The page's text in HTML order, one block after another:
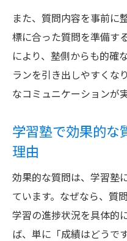
学習塾の指導
と注意点
説明会参加時の質
学習塾の説明
ト
質問術
問例
説明会で学習
問方法
学習塾の欠席
また、質問内容を事前に
標に合った質問を準備す
により、塾側からも的確
ランを引き出しやすくな
なコミュニケーションが
学習塾で効果的な
理由
効果的な質問は、学習塾
ています。なぜなら、質
学習の進捗状況を具体的
ば、単に「成績はどうで